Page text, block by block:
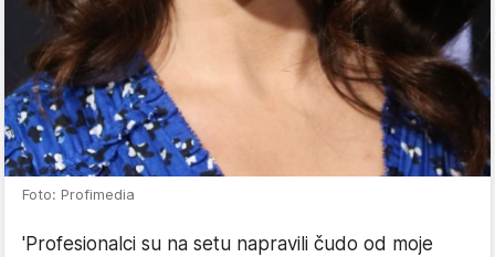
Foto: Profimedia
'Profesionalci su na setu napravili čudo od moje